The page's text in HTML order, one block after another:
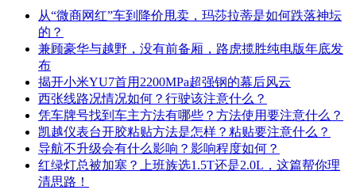
从“微商网红”车到降价甩卖，玛莎拉蒂是如何跌落神坛
的？
兼顾豪华与越野，没有前备厢，路虎揽胜纯电版年底发
布
揭开小米YU7首用2200MPa超强钢的幕后风云
西张线路况情况如何？行驶该注意什么？
凭车牌号找到车主方法有哪些？方法使用要注意什么？
凯越仪表台开胶粘贴方法是怎样？粘贴要注意什么？
导航不升级会有什么影响？影响程度如何？
红绿灯总被加塞？上班族选1.5T还是2.0L，这篇帮你理
清思路！